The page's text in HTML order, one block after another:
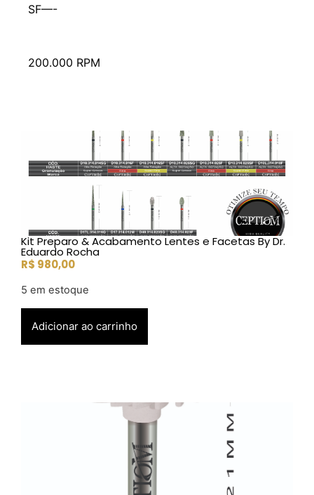
SF—-
200.000 RPM
Kit Preparo & Acabamento Lentes e Facetas By Dr.
Eduardo Rocha
R$ 980,00
5 em estoque
Adicionar ao carrinho